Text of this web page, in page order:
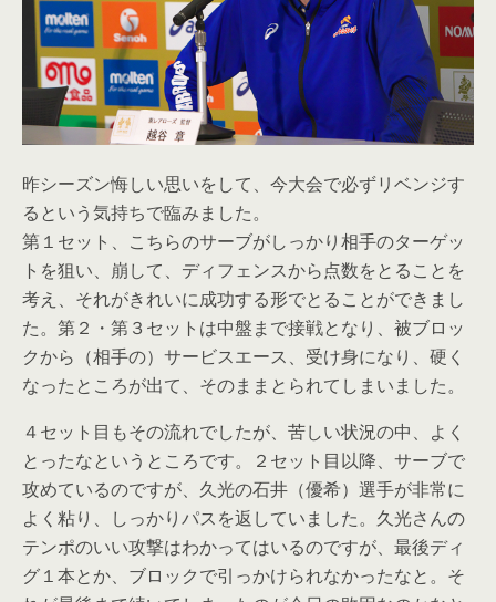
昨シーズン悔しい思いをして、今大会で必ずリベンジす
るという気持ちで臨みました。
第１セット、こちらのサーブがしっかり相手のターゲッ
トを狙い、崩して、ディフェンスから点数をとることを
考え、それがきれいに成功する形でとることができまし
た。第２・第３セットは中盤まで接戦となり、被ブロッ
クから（相手の）サービスエース、受け身になり、硬く
なったところが出て、そのままとられてしまいました。
４セット目もその流れでしたが、苦しい状況の中、よく
とったなというところです。２セット目以降、サーブで
攻めているのですが、久光の石井（優希）選手が非常に
よく粘り、しっかりパスを返していました。久光さんの
テンポのいい攻撃はわかってはいるのですが、最後ディ
グ１本とか、ブロックで引っかけられなかったなと。そ